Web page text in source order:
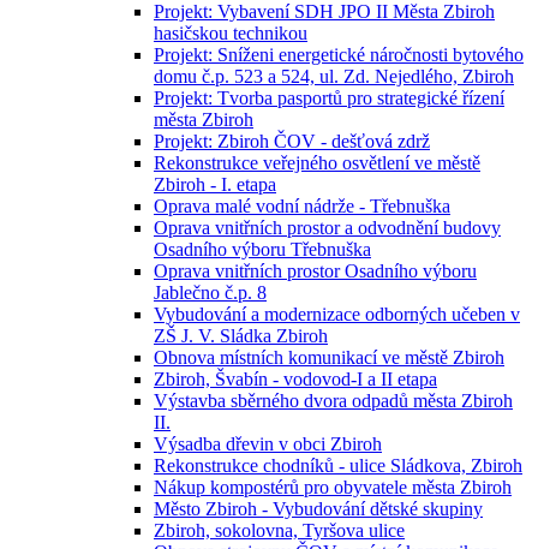
Projekt: Vybavení SDH JPO II Města Zbiroh
hasičskou technikou
Projekt: Sníženi energetické náročnosti bytového
domu č.p. 523 a 524, ul. Zd. Nejedlého, Zbiroh
Projekt: Tvorba pasportů pro strategické řízení
města Zbiroh
Projekt: Zbiroh ČOV - dešťová zdrž
Rekonstrukce veřejného osvětlení ve městě
Zbiroh - I. etapa
Oprava malé vodní nádrže - Třebnuška
Oprava vnitřních prostor a odvodnění budovy
Osadního výboru Třebnuška
Oprava vnitřních prostor Osadního výboru
Jablečno č.p. 8
Vybudování a modernizace odborných učeben v
ZŠ J. V. Sládka Zbiroh
Obnova místních komunikací ve městě Zbiroh
Zbiroh, Švabín - vodovod-I a II etapa
Výstavba sběrného dvora odpadů města Zbiroh
II.
Výsadba dřevin v obci Zbiroh
Rekonstrukce chodníků - ulice Sládkova, Zbiroh
Nákup kompostérů pro obyvatele města Zbiroh
Město Zbiroh - Vybudování dětské skupiny
Zbiroh, sokolovna, Tyršova ulice